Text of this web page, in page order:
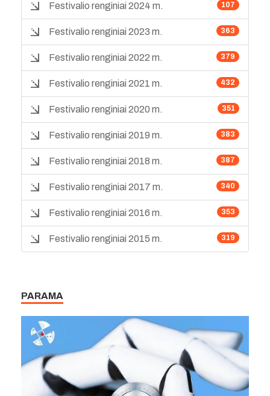
107
Festivalio renginiai 2024 m.
363
Festivalio renginiai 2023 m.
379
Festivalio renginiai 2022 m.
432
Festivalio renginiai 2021 m.
351
Festivalio renginiai 2020 m.
383
Festivalio renginiai 2019 m.
387
Festivalio renginiai 2018 m.
340
Festivalio renginiai 2017 m.
353
Festivalio renginiai 2016 m.
319
Festivalio renginiai 2015 m.
PARAMA